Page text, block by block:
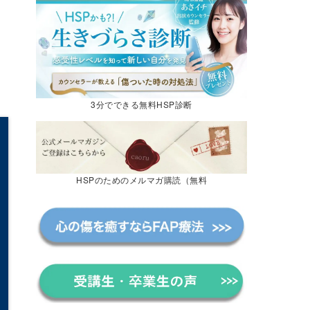
3分でできる無料HSP診断
HSPのためのメルマガ購読（無料